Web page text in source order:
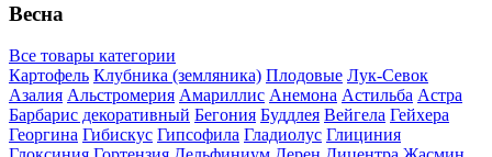
Весна
Все товары категории
Картофель Клубника (земляника) Плодовые Лук-Севок
Азалия Альстромерия Амариллис Анемона Астильба Астра
Барбарис декоративный Бегония Буддлея Вейгела Гейхера
Георгина Гибискус Гипсофила Гладиолус Глициния